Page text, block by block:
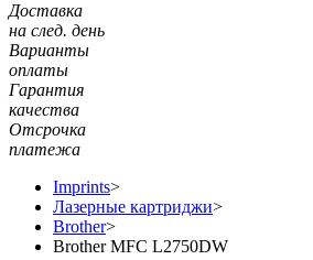
Доставка
на след. день
Варианты
оплаты
Гарантия
качества
Отсрочка
платежа
Imprints>
Лазерные картриджи>
Brother>
Brother MFC L2750DW